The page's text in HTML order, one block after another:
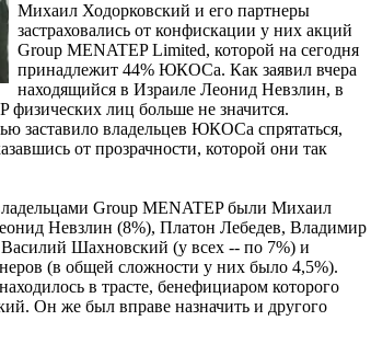
Михаил Ходорковский и его партнеры
застраховались от конфискации у них акций
Group MENATEP Limited, которой на сегодня
принадлежит 44% ЮКОСа. Как заявил вчера
находящийся в Израиле Леонид Невзлин, в
физических лиц больше не значится.
заставило владельцев ЮКОСа спрятаться,
от прозрачности, которой они так
Group MENATEP были Михаил
Невзлин (8%), Платон Лебедев, Владимир
Шахновский (у всех -- по 7%) и
(в общей сложности у них было 4,5%).
в трасте, бенефициаром которого
Он же был вправе назначить и другого